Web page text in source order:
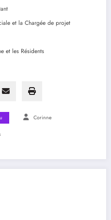
et la Chargée de projet
et les Résidents
Corinne